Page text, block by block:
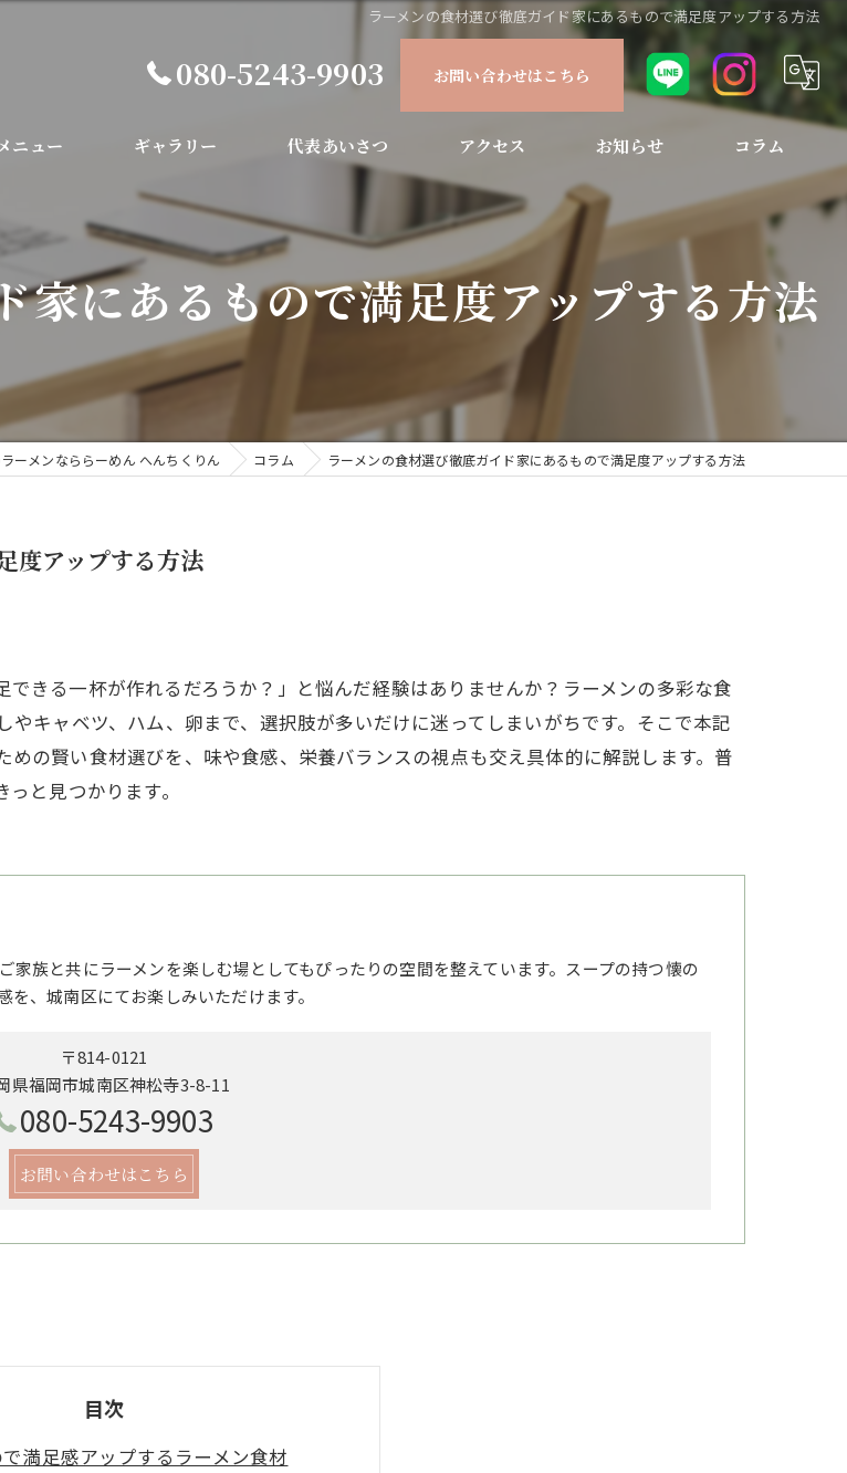
ラーメンの食材選び徹底ガイド家にあるもので満足度アップする方法
080-5243-9903 お問い合わせはこちら
メニュー ギャラリー 代表あいさつ アクセス お知らせ コラム
家にあるもので満足度アップする方法
ーメンなららーめん へんちくりん コラム ラーメンの食材選び徹底ガイド家にあるもので満足度アップする方法
度アップする方法
きる一杯が作れるだろうか？」と悩んだ経験はありませんか？ラーメンの多彩な食
やキャベツ、ハム、卵まで、選択肢が多いだけに迷ってしまいがちです。そこで本記
の賢い食材選びを、味や食感、栄養バランスの視点も交え具体的に解説します。普
と見つかります。
家族と共にラーメンを楽しむ場としてもぴったりの空間を整えています。スープの持つ懐の
、城南区にてお楽しみいただけます。
〒814-0121
県福岡市城南区神松寺3-8-11
080-5243-9903
お問い合わせはこちら
目次
満足感アップするラーメン食材